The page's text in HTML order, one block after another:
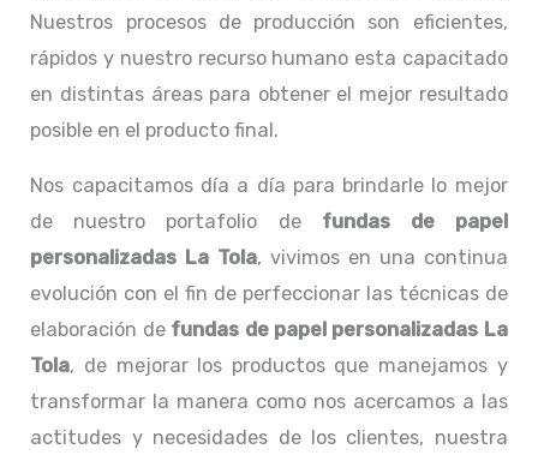
Nuestros procesos de producción son eficientes,
rápidos y nuestro recurso humano esta capacitado
en distintas áreas para obtener el mejor resultado
posible en el producto final.
Nos capacitamos día a día para brindarle lo mejor
de nuestro portafolio de fundas de papel
personalizadas La Tola, vivimos en una continua
evolución con el fin de perfeccionar las técnicas de
elaboración de fundas de papel personalizadas La
Tola, de mejorar los productos que manejamos y
transformar la manera como nos acercamos a las
actitudes y necesidades de los clientes, nuestra